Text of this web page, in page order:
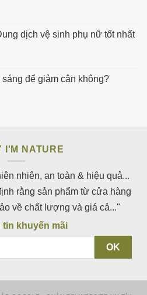
dịch vệ sinh phụ nữ tốt nhất
để giảm cân không?
I'M NATURE
nhiên, an toàn & hiệu quả...
rằng sản phẩm từ cửa hàng
về chất lượng và giá cả..."
tin khuyến mãi